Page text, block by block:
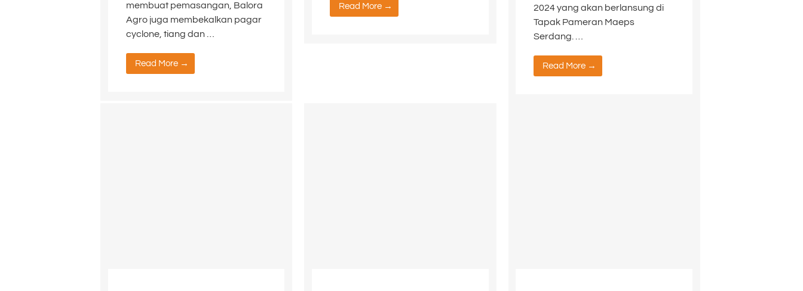
membuat pemasangan, Balora
Agro juga membekalkan pagar
cyclone, tiang dan …
Read More →
Read More →
2024 yang akan berlansung di
Tapak Pameran Maeps
Serdang. …
Read More →